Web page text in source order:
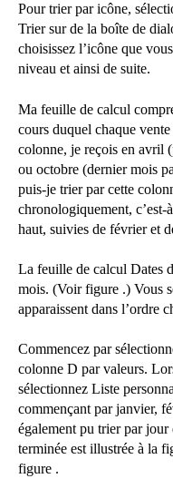
Pour trier par icône,
Trier sur de la boîte de
choisissez l’icône que
niveau et ainsi de suite.
Ma feuille de calcul
cours duquel chaque
colonne, je reçois en avril
ou octobre (dernier mois
puis-je trier par cette
chronologiquement, c’est-
haut, suivies de février et
La feuille de calcul Dates
mois. (Voir figure .) Vous
apparaissent dans l’ordre
Commencez par
colonne D par valeurs.
sélectionnez Liste
commençant par janvier,
également pu trier par
terminée est illustrée à la
figure .